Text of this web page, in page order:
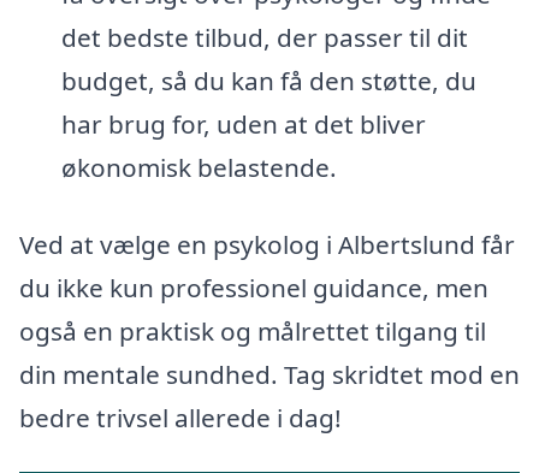
det bedste tilbud, der passer til dit
budget, så du kan få den støtte, du
har brug for, uden at det bliver
økonomisk belastende.
Ved at vælge en psykolog i Albertslund får
du ikke kun professionel guidance, men
også en praktisk og målrettet tilgang til
din mentale sundhed. Tag skridtet mod en
bedre trivsel allerede i dag!